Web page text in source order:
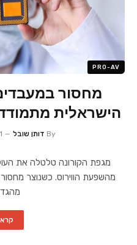
PRO-AV
מחסור
הישראלית
By דותן שובל 21
מגפת הקורונה טלטלה את
מהשפעת הווירוס. כשנוצר